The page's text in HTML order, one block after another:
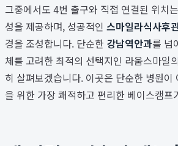
그중에서도 4번 출구와 직접 연결된 위치
성을 제공하며, 성공적인 스마일라식사후
경을 조성합니다. 단순한 강남역안과를 넘
체를 고려한 최적의 선택지인 라움스마일
히 살펴보겠습니다. 이곳은 단순한 병원이
을 위한 가장 쾌적하고 편리한 베이스캠프